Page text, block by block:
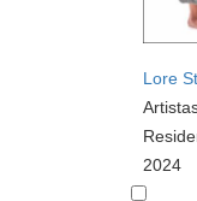
Lore
2024